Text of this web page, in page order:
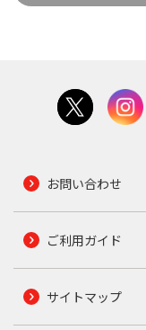
お問い合わせ
ご利用ガイド
サイトマップ